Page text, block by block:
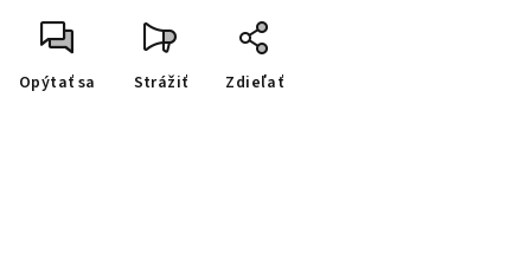
Opýtať sa Strážiť Zdieľať